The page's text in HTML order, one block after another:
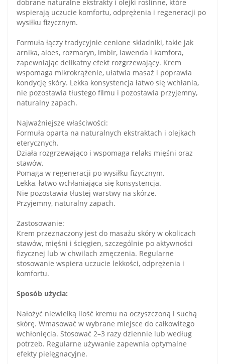
dobrane naturalne ekstrakty i olejki roślinne, które
wspierają uczucie komfortu, odprężenia i regeneracji po
wysiłku fizycznym.
Formuła łączy tradycyjnie cenione składniki, takie jak
arnika, aloes, rozmaryn, imbir, lawenda i kamfora,
zapewniając delikatny efekt rozgrzewający. Krem
wspomaga mikrokrążenie, ułatwia masaż i poprawia
kondycję skóry. Lekka konsystencja łatwo się wchłania,
nie pozostawia tłustego filmu i pozostawia przyjemny,
naturalny zapach.
Najważniejsze właściwości:
Formuła oparta na naturalnych ekstraktach i olejkach
eterycznych.
Działa rozgrzewająco i wspomaga relaks mięśni oraz
stawów.
Pomaga w regeneracji po wysiłku fizycznym.
Lekka, łatwo wchłaniająca się konsystencja.
Nie pozostawia tłustej warstwy na skórze.
Przyjemny, naturalny zapach.
Zastosowanie:
Krem przeznaczony jest do masażu skóry w okolicach
stawów, mięśni i ścięgien, szczególnie po aktywności
fizycznej lub w chwilach zmęczenia. Regularne
stosowanie wspiera uczucie lekkości, odprężenia i
komfortu.
Sposób użycia:
Nałożyć niewielką ilość kremu na oczyszczoną i suchą
skórę. Wmasować w wybrane miejsce do całkowitego
wchłonięcia. Stosować 2–3 razy dziennie lub według
potrzeb. Regularne używanie zapewnia optymalne
efekty pielęgnacyjne.